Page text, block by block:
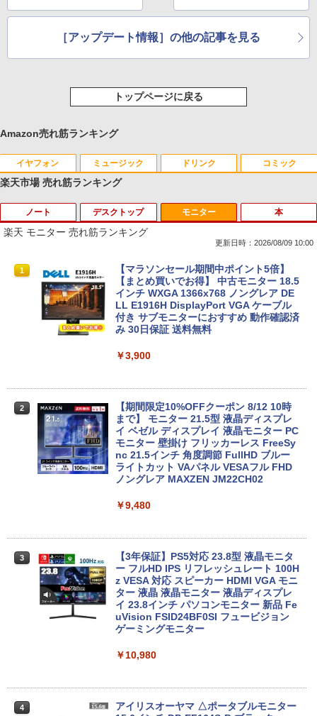
［アップデート情報］の他の記事を見る
トップページに戻る
Amazon売れ筋ランキング
イヤフォン
Anker Soundcore P40i オフホワイト
￥7,990
Anker Soundcore P31i ブラック
￥5,990
ラック
￥14,990
【2026年アップグレード版】AOKIMI ワイヤ
軽量 ブルートゥースHi-Fi 最大36時間再生 ぶ
学/WEB会議(ホワイト)
￥1,964
Xiaomi シャオミ REDMI Buds 8 Lite ワイヤ
レスイヤホン Bluetooth 5.4 ノイズキャンセ
ミュージック
BRUCE WAYNE feat. Flo Milli, ATL Jacob
[Explicit]
BRUCE WAYNE feat. Flo Milli, ATL Jacob
[Explicit]
￥250
On My Road (Stadium ver.)
￥250
On My Road (Stadium ver.)
￥250
ドリンク
by Amazon 天然水 ラベルレス 500ml ×24本
富士山の天然水 バナジウム含有 水 ミネラル
ウォーター ペットボトル 静岡県産 500ミリリ
￥1,380
【Amazon.co.jp限定】 い・ろ・は・す 2L P
ET ラベルレス ×8本
￥1,112
by Amazon 炭酸水 ラベルレス 500ml ×24本
強炭酸水 ペットボトル 500ミリリットル (Sm
art Basic)
￥1,625
【Amazon.co.jp限定】 伊藤園 磨かれて、澄
みきった日本の水 2L 8本 ラベルレス [ ケース
] [ 水 ] [ ペットボトル ] [ 箱買い ] [ ストック
] [ 水分補給 ]
￥998
コミック
薬屋のひとりごと 17巻 (デジタル版ビッグガ
ンガンコミックス)
異世界居酒屋「のぶ」(22) (角川コミックス・
エース)
クスDIGITAL)
￥594
HUNTER×HUNTER モノクロ版 39 (ジャンプ
スーパーの裏でヤニ吸うふたり 9巻 (デジタル
版ビッグガンガンコミックス)
￥810
楽天市場 売れ筋ランキング
ノート
1
【マラソン限定価格】中古 NEC Lavie N
S700/NAB Core i7 8565U 第8世代CPU
メモリ8GB SSD480GB+SSD16GB[Opta
neMemory]内蔵 15インチ フルHD Wind
ows11 Home WEBカメラ 無線LAN テン
キー Blu-ray PC-NS700NAB 1年保証 レ
パソコン
【マラソンセール期間中ポイント5倍】中
古ノートパソコン メーカーが選べる 型番
おまかせ コスパ重視 Windows11 第8世
代 / 第10世代 Core i3 / i5 / i7 選択可能
メモリ8GB SSD240GB以上 15.6インチ
0日保証 送料無料
エントリーで最大10倍！充実機能ノート
パソコン テンキー/DVD/WEBカメラ内蔵
第8世代Core i3/i5 Core i7 最大メモリ16
GB 新品SSD256GB 東芝 NEC有名メー
カー15.6型 DVD内蔵 15.6インチ HDMI P
024可 Windows11 長期保証 中古PC
デスクトップ
1
【訳あり品】中古パソコン | NEC | Mate
MKM34B-1 | Windows11 | デスクトップ
| 一年保証 | 第7世代 | Core i5 7500 3.4
(〜最大3.8)GHz | MEM:8GB | SSD:256G
B | DVD-ROM | 無線LAN:あり | Win11Pr
o64bit
￥10,000
2
【エントリーでポイント10倍】 16GBメ
モリ Quadro P620 グラボ付き ワークス
テーション 中古 Aランク 良品 Win11 Pr
o Xeon E3 DELL Precision 3420 256G
B SSD 500GB HDD DVD 省スペース デ
スクトップパソコン 中古PC
ンス】GMKtec G10 ミニPC【AMD Ryz
en 5 3500U DDR4 16GB 512GB/256GB/
1T SSD】4C/8T 3.7GHz 64GB 16T拡張
Windows11 Pro 8K/4K 3画面出力 LAN *
2 WiFi5 Bluetooth5.0 Nucbox みにpc
Ryzen 5 N95/N97/N100/4300U/N150よ
り高性能
￥61,999
4
【中古ゲーミングPC】ドスパラ GALLE
モニター
楽天 モニター 売れ筋ランキング
更新日時：2026/08/09 10:00
1
【マラソンセール期間中ポイント5倍】
【まとめ買いでお得】 中古モニター 18.5
インチ WXGA 1366x768 ノングレア DE
LL E1916H DisplayPort VGA ケーブル
付き サブモニターにおすすめ 動作確認済
み 30日保証 送料無料
￥3,900
2
【期間限定10%OFFクーポン 8/12 10時
まで】 モニター 21.5型 液晶ディスプレ
イ ベゼル ディスプレイ 液晶モニター PC
モニター 壁掛け フリッカーレス FreeSy
nc 21.5インチ 角度調節 FullHD ブルー
ライトカット VAパネル VESAフル FHD
ノングレア MAXZEN JM22CH02
￥9,480
3
【3年保証】PS5対応 23.8型 液晶モニタ
ー フルHD IPS リフレッシュレート 100H
z VESA 対応 スピーカー HDMI VGA モニ
ター 液晶 液晶モニター 液晶ディスプレ
イ 23.8インチ パソコンモニター 新品 Fe
uVision FSID24BF0SI フュービジョン
ゲーミングモニター
￥10,980
4
アイリスオーヤマ △ポータブルモニター
本